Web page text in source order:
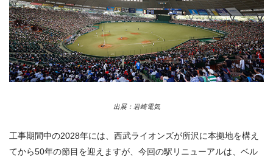
出展：岩崎電気
工事期間中の2028年には、西武ライオンズが所沢に本拠地を構え
てから50年の節目を迎えますが、今回の駅リニューアルは、ベル